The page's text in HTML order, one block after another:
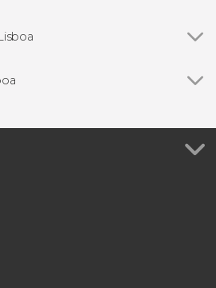
en Lisboa
Nazaré y el
por Lisboa
Lisboa, City Sightseeing